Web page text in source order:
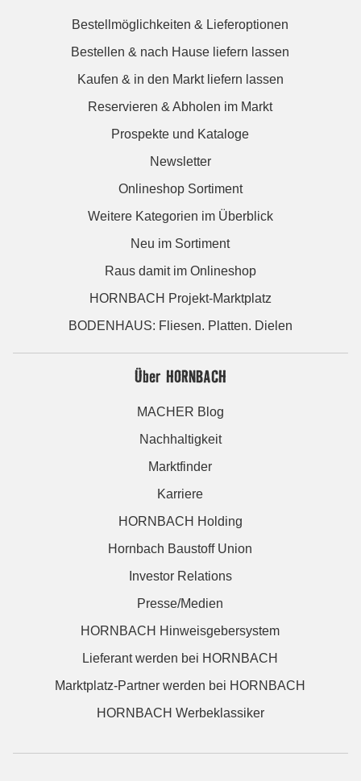
Bestellmöglichkeiten & Lieferoptionen
Bestellen & nach Hause liefern lassen
Kaufen & in den Markt liefern lassen
Reservieren & Abholen im Markt
Prospekte und Kataloge
Newsletter
Onlineshop Sortiment
Weitere Kategorien im Überblick
Neu im Sortiment
Raus damit im Onlineshop
HORNBACH Projekt-Marktplatz
BODENHAUS: Fliesen. Platten. Dielen
Über HORNBACH
MACHER Blog
Nachhaltigkeit
Marktfinder
Karriere
HORNBACH Holding
Hornbach Baustoff Union
Investor Relations
Presse/Medien
HORNBACH Hinweisgebersystem
Lieferant werden bei HORNBACH
Marktplatz-Partner werden bei HORNBACH
HORNBACH Werbeklassiker